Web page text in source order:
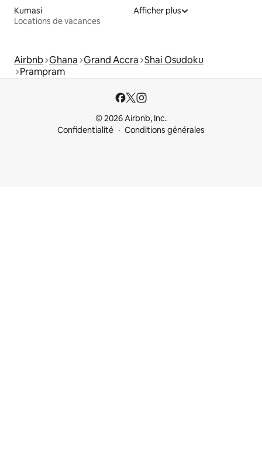
Kumasi
Locations de vacances
Afficher plus
Airbnb Ghana Grand Accra Shai Osudoku
Prampram
© 2026 Airbnb, Inc.
Confidentialité
Conditions générales